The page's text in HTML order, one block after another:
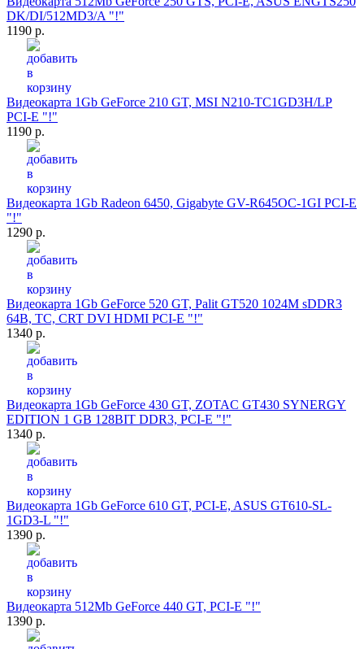
DK/DI/512MD3/A "!"
1190 р.
Видеокарта 1Gb GeForce 210 GT, MSI N210-TC1GD3H/LP
PCI-E "!"
1190 р.
Видеокарта 1Gb Radeon 6450, Gigabyte GV-R645OC-1GI PCI-E
"!"
1290 р.
Видеокарта 1Gb GeForce 520 GT, Palit GT520 1024M sDDR3
64B, TC, CRT DVI HDMI PCI-E "!"
1340 р.
Видеокарта 1Gb GeForce 430 GT, ZOTAC GT430 SYNERGY
EDITION 1 GB 128BIT DDR3, PCI-E "!"
1340 р.
Видеокарта 1Gb GeForce 610 GT, PCI-E, ASUS GT610-SL-
1GD3-L "!"
1390 р.
Видеокарта 512Mb GeForce 440 GT, PCI-E "!"
1390 р.